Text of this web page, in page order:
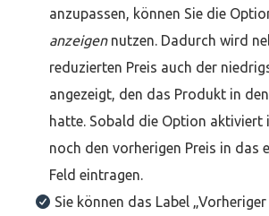
anzupassen, können Sie die
anzeigennutzen. Dadurch wird
reduzierten Preis auch der
angezeigt, den das Produkt in
hatte. Sobald die Option aktiviert
noch den vorherigen Preis in das
Feld eintragen.
Sie können das Label „Vorheriger